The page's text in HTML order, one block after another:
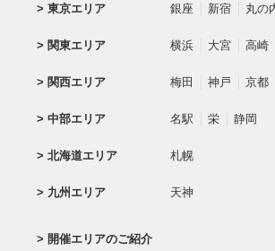
東京エリア 銀座 新宿 丸の
関東エリア 横浜 大宮 高崎
関西エリア 梅田 神戸 京都
中部エリア 名駅 栄 静岡
北海道エリア 札幌
九州エリア 天神
開催エリアのご紹介